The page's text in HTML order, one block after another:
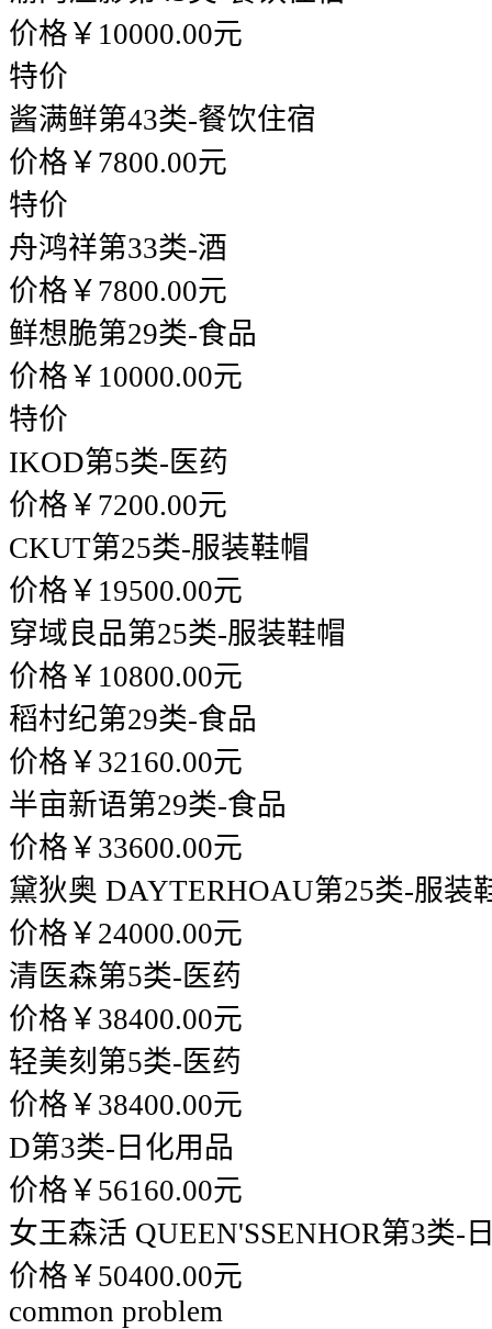
价格￥10000.00元
特价
酱满鲜第43类-餐饮住宿
价格￥7800.00元
特价
舟鸿祥第33类-酒
价格￥7800.00元
鲜想脆第29类-食品
价格￥10000.00元
特价
IKOD第5类-医药
价格￥7200.00元
CKUT第25类-服装鞋帽
价格￥19500.00元
穿域良品第25类-服装鞋帽
价格￥10800.00元
稻村纪第29类-食品
价格￥32160.00元
半亩新语第29类-食品
价格￥33600.00元
黛狄奥 DAYTERHOAU第25类-服装
价格￥24000.00元
清医森第5类-医药
价格￥38400.00元
轻美刻 第5类-医药
价格￥38400.00元
D第3类-日化用品
价格￥56160.00元
女王森活 QUEEN'SSENHOR第3类-
价格￥50400.00元
common problem